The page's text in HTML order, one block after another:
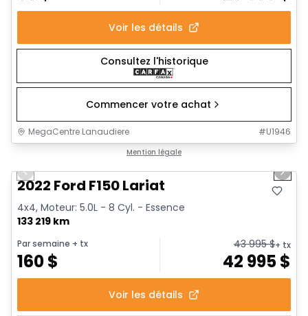
Voir les détails
Consultez l'historique
Commencer votre achat
MegaCentre Lanaudiere #U1946
Mention légale
Previous slide Next
2022 Ford F150 Lariat
4x4, Moteur: 5.0L - 8 Cyl. - Essence
133 219 km
Par semaine + tx
160$
43 995$+ tx
42 995$
Voir les détails